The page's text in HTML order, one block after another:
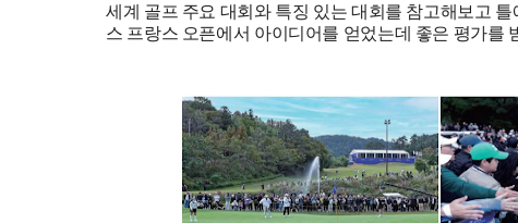
세계 골프 주요 대회와 특징 있는 대회를 참고해보고
스 프랑스 오픈에서 아이디어를 얻었는데 좋은 평가를